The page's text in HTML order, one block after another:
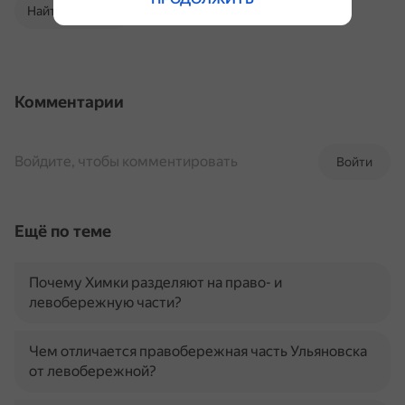
Найти в Поиске
Комментарии
Войти
Войдите, чтобы комментировать
Ещё по теме
Почему Химки разделяют на право- и
левобережную части?
Чем отличается правобережная часть Ульяновска
от левобережной?